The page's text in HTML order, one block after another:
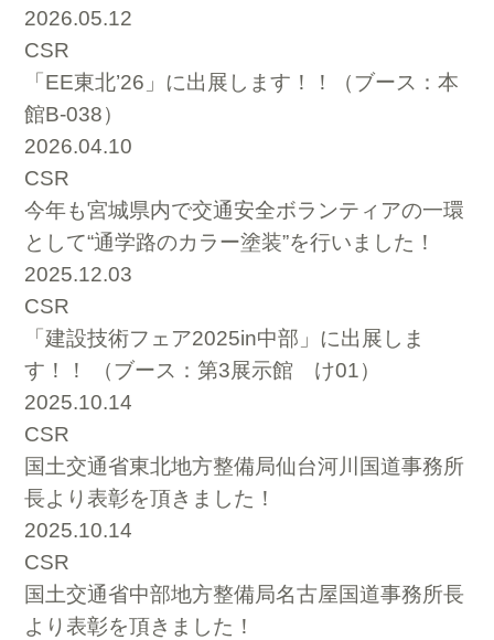
2026.05.12
CSR
「EE東北’26」に出展します！！（ブース：本
館B-038）
2026.04.10
CSR
今年も宮城県内で交通安全ボランティアの一環
として“通学路のカラー塗装”を行いました！
2025.12.03
CSR
「建設技術フェア2025in中部」に出展しま
す！！ （ブース：第3展示館 け01）
2025.10.14
CSR
国土交通省東北地方整備局仙台河川国道事務所
長より表彰を頂きました！
2025.10.14
CSR
国土交通省中部地方整備局名古屋国道事務所長
より表彰を頂きました！